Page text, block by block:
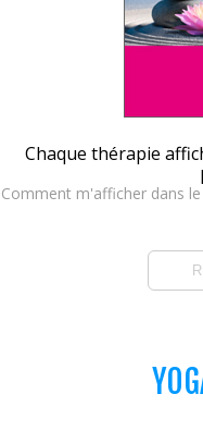
Chaque thérapie
Comment m'afficher dans